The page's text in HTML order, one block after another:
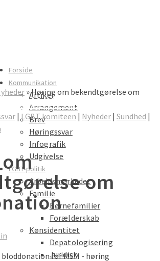
Forside
Kommunikation
Artikel
Arrangement
Brev
Høringssvar
Infografik
Udgivelse
LGBT-politik
Arbejdsmarkedet
Familie
Børnefamilier
Forælderskab
Kønsidentitet
Depatologisering
Juridisk
komiteen
»Høring om bekendtgørelse om
|LGBT komiteen | Nyheder | Sundhed |
om